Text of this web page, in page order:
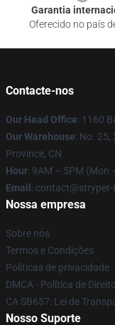
Garantia
Oferecido no país
Contacte-nos
Our Head Office: 1160
Our Warehouse: No. 25,
Province, CN
Hour: 9AM – 5PM (Mon
Email :
Nossa empresa
Sobre nós
Termos e Condições
Políticas de privacidade
DMCA - Política de
CA SB657: Lei de
Nosso Suporte